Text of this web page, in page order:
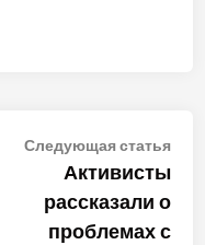
Следующая статья
Активисты
рассказали о
проблемах с